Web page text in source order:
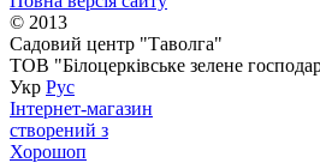
© 2013
Садовий центр "Таволга"
ТОВ "Білоцерківське зелене
Укр Рус
Інтернет-магазин
створений з
Хорошоп